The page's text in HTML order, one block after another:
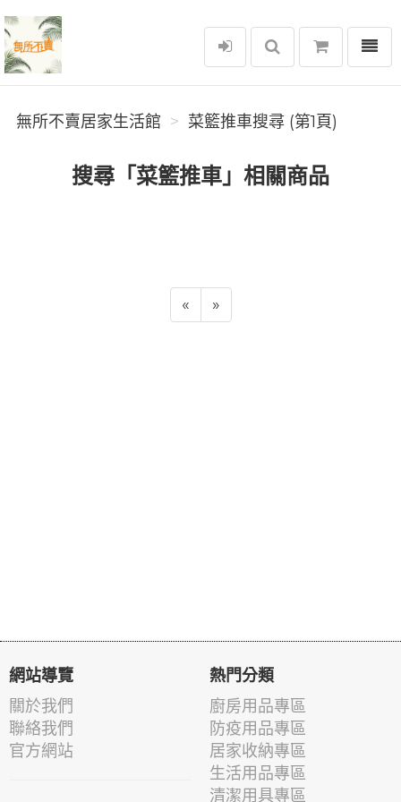
無所不賣居家生活館
選單
無所不賣居家生活館 菜籃推車搜尋 (第1頁)
搜尋「菜籃推車」相關商品
« »
網站導覽
關於我們
聯絡我們
官方網站
熱門分類
廚房用品專區
防疫用品專區
居家收納專區
生活用品專區
清潔用具專區